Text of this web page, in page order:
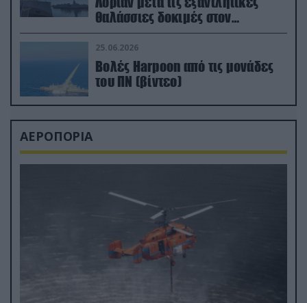
θαλάσσιες δοκιμές στον
απαιτητικό Βισκαϊκό
25.06.2026
Βολές Harpoon από τις μονάδες
του ΠΝ (βίντεο)
ΑΕΡΟΠΟΡΙΑ